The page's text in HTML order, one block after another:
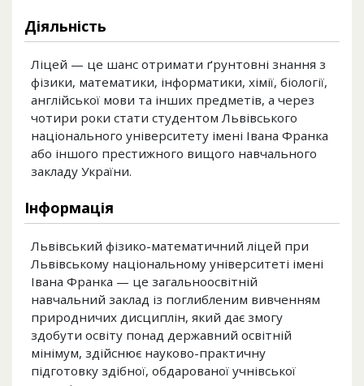
Діяльність
Ліцей — це шанс отримати ґрунтовні знання з
фізики, математики, інформатики, хімії, біології,
англійської мови та інших предметів, а через
чотири роки стати студентом Львівського
національного університету імені Івана Франка
або іншого престижного вищого навчального
закладу України.
Інформація
Львівський фізико-математичний ліцей при
Львівському національному університеті імені
Івана Франка — це загальноосвітній
навчальний заклад із поглибленим вивченням
природничих дисциплін, який дає змогу
здобути освіту понад державний освітній
мінімум, здійснює науково-практичну
підготовку здібної, обдарованої учнівської